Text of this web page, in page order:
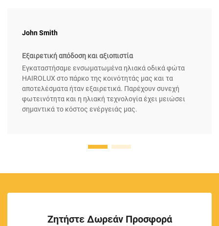
John Smith
Εξαιρετική απόδοση και αξιοπιστία
Εγκαταστήσαμε ενσωματωμένα ηλιακά οδικά φώτα
HAIROLUX στο πάρκο της κοινότητάς μας και τα
αποτελέσματα ήταν εξαιρετικά. Παρέχουν συνεχή
φωτεινότητα και η ηλιακή τεχνολογία έχει μειώσει
σημαντικά το κόστος ενέργειάς μας.
Ζητήστε Δωρεάν Προσφορά